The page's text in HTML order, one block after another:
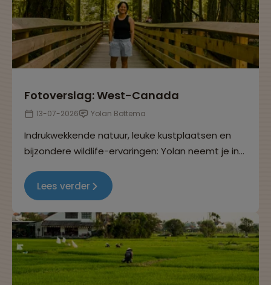
Fotoverslag: West-Canada
13-07-2026 Yolan Bottema
Indrukwekkende natuur, leuke kustplaatsen en
bijzondere wildlife-ervaringen: Yolan neemt je in
West-Canada.
Lees verder